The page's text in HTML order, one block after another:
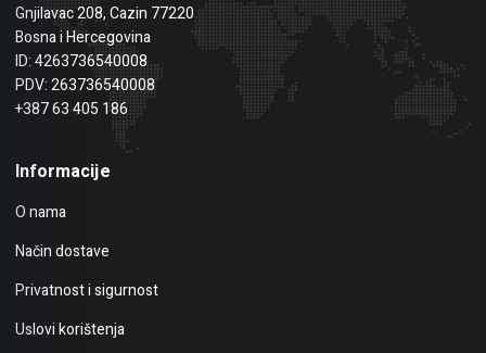
Gnjilavac 208, Cazin 77220
Bosna i Hercegovina
ID: 4263736540008
PDV: 263736540008
+387 63 405 186
Informacije
O nama
Način dostave
Privatnost i sigurnost
Uslovi korištenja